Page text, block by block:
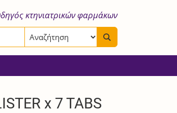
κτηνιατρικών φαρμάκων
x 7 TABS